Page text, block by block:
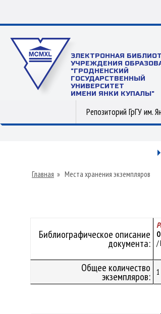
ЭЛЕКТРОННАЯ
УЧРЕЖДЕНИЯ
"ГРОДНЕНСКИЙ
ГОСУДАРСТВЕННЫЙ
УНИВЕРСИТЕТ
ИМЕНИ ЯНКИ КУПАЛЫ"
Репозиторий ГрГУ им.
Главная » Места хранения экземпляров
Библиографическое описание
документа:
/
Общее количество
экземпляров: 1